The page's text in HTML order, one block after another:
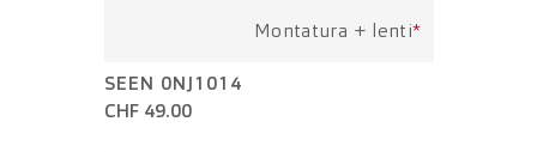
Montatura + lenti*
SEEN 0NJ1014
CHF 49.00